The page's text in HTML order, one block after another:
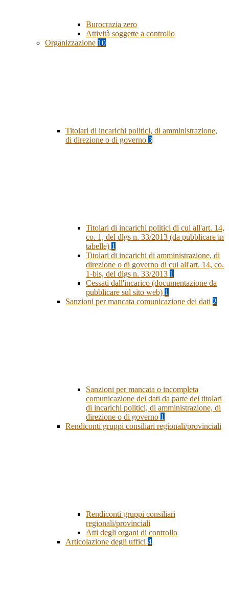
Burocrazia zero
Attività soggette a controllo
Organizzazione 10
Titolari di incarichi politici, di amministrazione,
di direzione o di governo 3
Titolari di incarichi politici di cui all'art. 14,
co. 1, del dlgs n. 33/2013 (da pubblicare in
tabelle) 1
Titolari di incarichi di amministrazione, di
direzione o di governo di cui all'art. 14, co.
1-bis, del dlgs n. 33/2013 1
Cessati dall'incarico (documentazione da
pubblicare sul sito web) 1
Sanzioni per mancata comunicazione dei dati 2
Sanzioni per mancata o incompleta
comunicazione dei dati da parte dei titolari
di incarichi politici, di amministrazione, di
direzione o di governo 1
Rendiconti gruppi consiliari regionali/provinciali
Rendiconti gruppi consiliari
regionali/provinciali
Atti degli organi di controllo
Articolazione degli uffici 4